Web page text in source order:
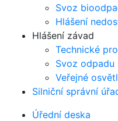
Svoz
Hlášení
Hlášení závad
Technické
Svoz odpadu
Veřejné
Silniční správní
Úřední deska